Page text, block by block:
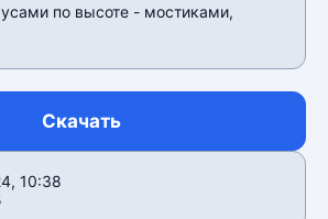
по высоте - мостиками,
Скачать
10:38